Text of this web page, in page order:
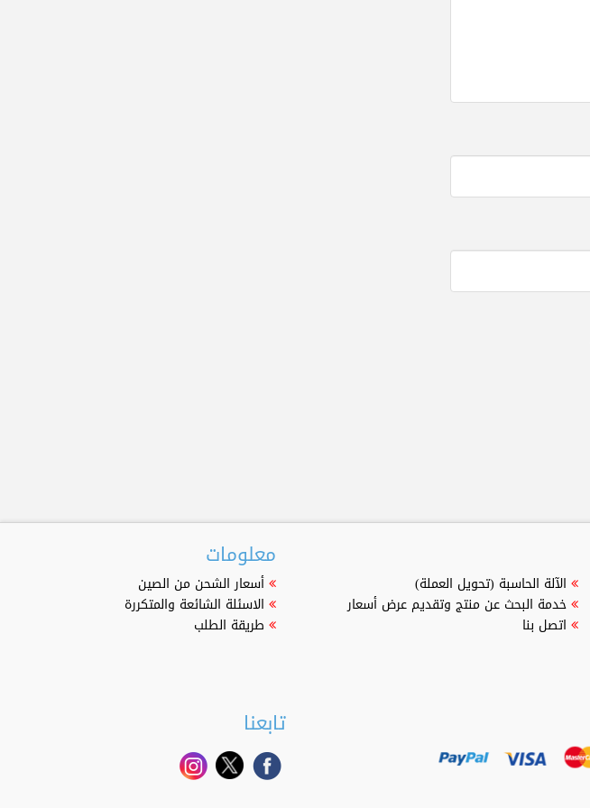
معلومات
أسعار الشحن من الصين
الاسئلة الشائعة والمتكررة
طريقة الطلب
الآلة الحاسبة (تحويل العملة)
خدمة البحث عن منتج وتقديم عرض أسعار
اتصل بنا
تابعنا